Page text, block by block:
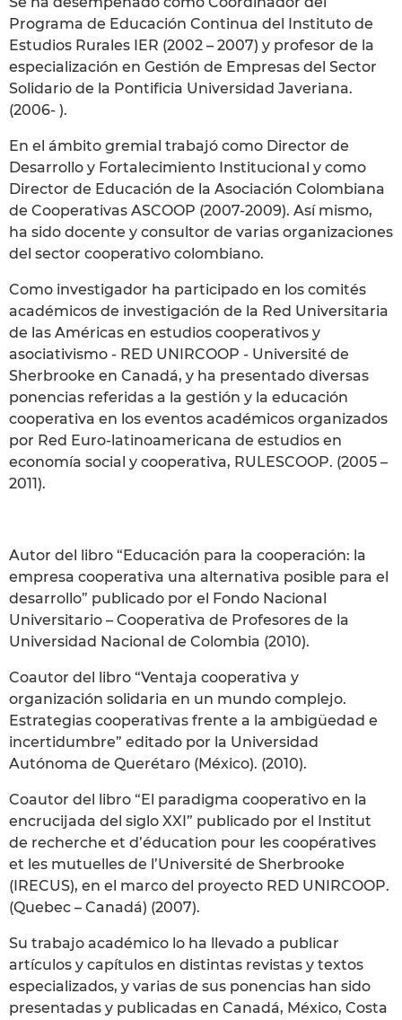
Programa de Educación Continua del Instituto de
Estudios Rurales IER (2002 – 2007) y profesor de la
especialización en Gestión de Empresas del Sector
Solidario de la Pontificia Universidad Javeriana.
(2006- ).
En el ámbito gremial trabajó como Director de
Desarrollo y Fortalecimiento Institucional y como
Director de Educación de la Asociación Colombiana
de Cooperativas ASCOOP (2007-2009). Así mismo,
ha sido docente y consultor de varias organizaciones
del sector cooperativo colombiano.
Como investigador ha participado en los comités
académicos de investigación de la Red Universitaria
de las Américas en estudios cooperativos y
asociativismo - RED UNIRCOOP - Université de
Sherbrooke en Canadá, y ha presentado diversas
ponencias referidas a la gestión y la educación
cooperativa en los eventos académicos organizados
por Red Euro-latinoamericana de estudios en
economía social y cooperativa, RULESCOOP. (2005 –
2011).
Autor del libro “Educación para la cooperación: la
empresa cooperativa una alternativa posible para el
desarrollo” publicado por el Fondo Nacional
Universitario – Cooperativa de Profesores de la
Universidad Nacional de Colombia (2010).
Coautor del libro “Ventaja cooperativa y
organización solidaria en un mundo complejo.
Estrategias cooperativas frente a la ambigüedad e
incertidumbre” editado por la Universidad
Autónoma de Querétaro (México). (2010).
Coautor del libro “El paradigma cooperativo en la
encrucijada del siglo XXI” publicado por el Institut
de recherche et d’éducation pour les coopératives
et les mutuelles de l’Université de Sherbrooke
(IRECUS), en el marco del proyecto RED UNIRCOOP.
(Quebec – Canadá) (2007).
Su trabajo académico lo ha llevado a publicar
artículos y capítulos en distintas revistas y textos
especializados, y varias de sus ponencias han sido
presentadas y publicadas en Canadá, México, Costa